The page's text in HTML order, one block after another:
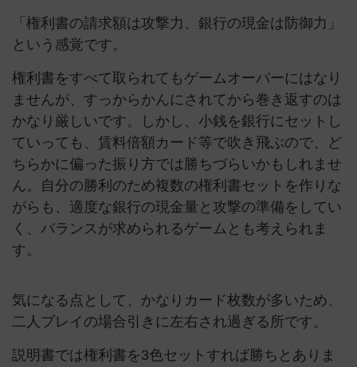
「権利書の請求額は攻撃力、銀行の現金は防御力」
という感覚です。
権利書をすべて取られてもゲームオーバーにはなり
ませんが、すっからかんにされてから巻き返すのは
かなり厳しいです。しかし、小銭を銀行にセットし
ていっても、賃料倍額カード等で吹き飛ぶので、ど
ちらかに偏った振り方では勝ちづらいかもしれませ
ん。自分の勝利のため複数の権利書セットを作りな
がらも、適度な銀行の現金量と攻撃の準備をしてい
く、バランスが求められるゲームとも考えられま
す。
気になる点として、かなりカード枚数が多いため、
二人プレイの場合引きに左右され過ぎる所です。
説明書では権利書を3色セットすれば勝ちとありま